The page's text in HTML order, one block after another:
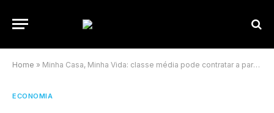
Home » Minha Casa, Minha Vida: classe média pode contratar a partir de maio
ECONOMIA